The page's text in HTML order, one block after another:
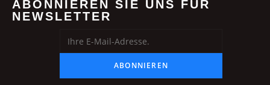
ABONNIEREN SIE UNS FÜR
NEWSLETTER
ABONNIEREN